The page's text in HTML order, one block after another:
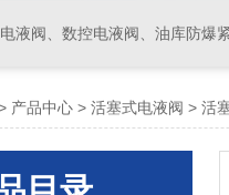
液阀、数控电液阀、油库防爆
产品中心 > 活塞式电液阀 > 活